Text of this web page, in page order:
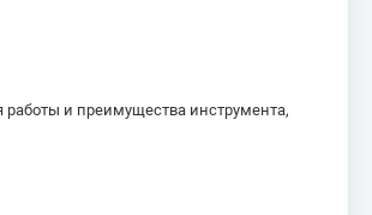
работы и преимущества инструмента,